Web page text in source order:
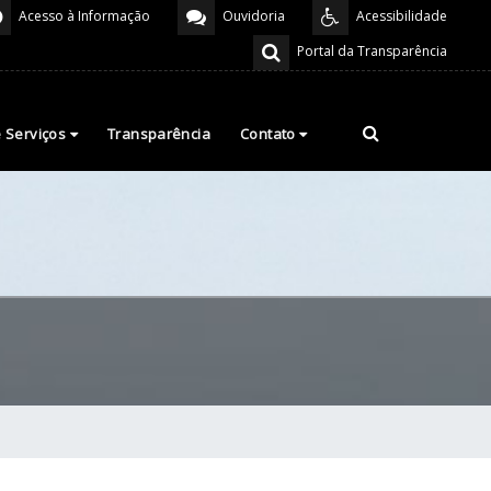
Acessibilidade
Ouvidoria
Acesso à Informação
Portal da Transparência
Serviços Transparência Contato